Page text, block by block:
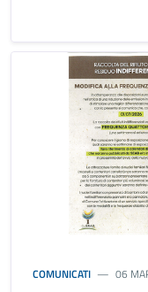
COMUNICATI 06